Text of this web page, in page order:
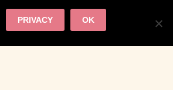
OK
PRIVACY